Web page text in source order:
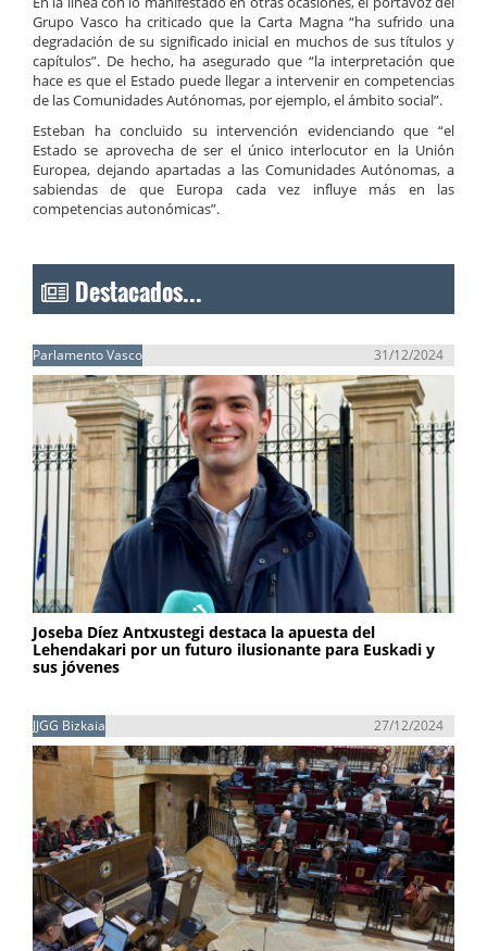
Grupo Vasco ha criticado que la Carta Magna “ha sufrido una
degradación de su significado inicial en muchos de sus títulos y
capítulos”. De hecho, ha asegurado que “la interpretación que
hace es que el Estado puede llegar a intervenir en competencias
de las Comunidades Autónomas, por ejemplo, el ámbito social”.
Esteban ha concluido su intervención evidenciando que “el
Estado se aprovecha de ser el único interlocutor en la Unión
Europea, dejando apartadas a las Comunidades Autónomas, a
sabiendas de que Europa cada vez influye más en las
competencias autonómicas”.
Destacados...
Parlamento Vasco 31/12/2024
Joseba Díez Antxustegi destaca la apuesta del
Lehendakari por un futuro ilusionante para Euskadi y
sus jóvenes
JJGG Bizkaia 27/12/2024